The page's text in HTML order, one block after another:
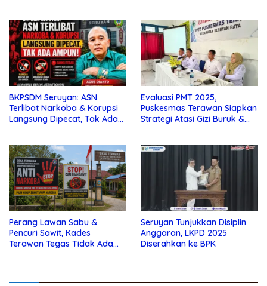
BKPSDM Seruyan: ASN
Terlibat Narkoba & Korupsi
Langsung Dipecat, Tak Ada
Evaluasi PMT 2025,
Puskesmas Terawan Siapkan
Strategi Atasi Gizi Buruk &
Perang Lawan Sabu &
Pencuri Sawit, Kades
Terawan Tegas Tidak Ada
Seruyan Tunjukkan Disiplin
Anggaran, LKPD 2025
Diserahkan ke BPK